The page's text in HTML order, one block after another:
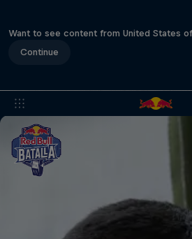
Want to see content from United States
Continue